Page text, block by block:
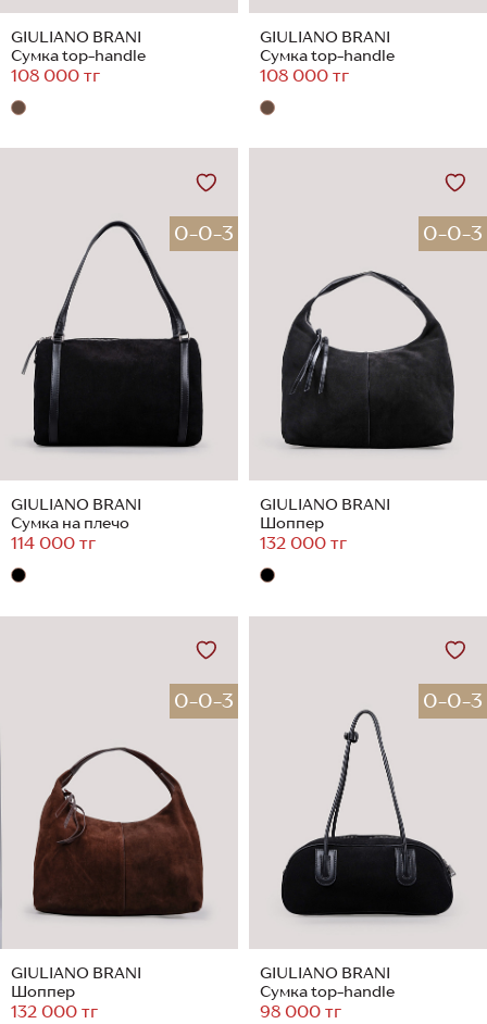
GIULIANO BRANI
Сумка top-handle
108 000 тг
GIULIANO BRANI
Сумка top-handle
108 000 тг
0-0-3
GIULIANO BRANI
Сумка на плечо
114 000 тг
0-0-3
GIULIANO BRANI
Шоппер
132 000 тг
0-0-3
GIULIANO BRANI
Шоппер
132 000 тг
0-0-3
GIULIANO BRANI
Сумка top-handle
98 000 тг